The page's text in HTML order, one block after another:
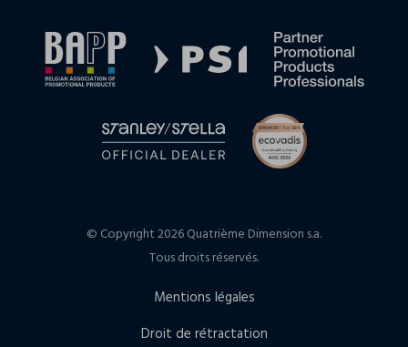
© Copyright 2026 Quatrième Dimension s.a.
Tous droits réservés.
Mentions légales
Droit de rétractation